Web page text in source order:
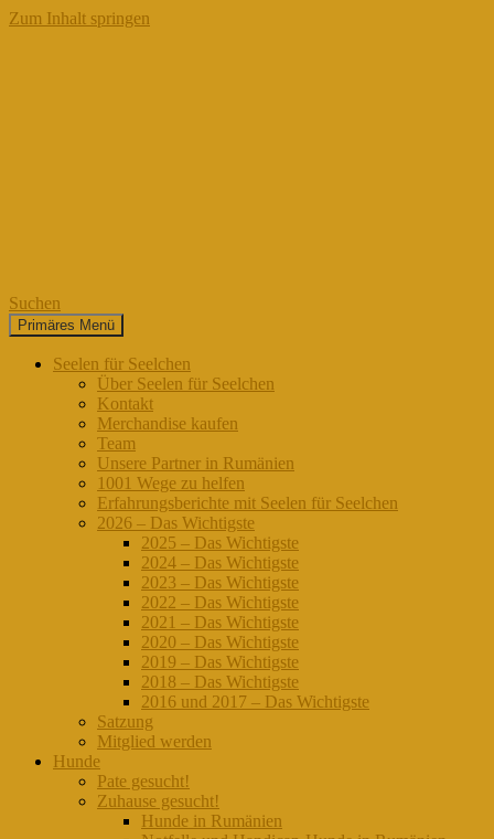
Zum Inhalt springen
Seelen für Seelchen
Suchen
Primäres Menü
Seelen für Seelchen
Über Seelen für Seelchen
Kontakt
Merchandise kaufen
Team
Unsere Partner in Rumänien
1001 Wege zu helfen
Erfahrungsberichte mit Seelen für Seelchen
2026 – Das Wichtigste
2025 – Das Wichtigste
2024 – Das Wichtigste
2023 – Das Wichtigste
2022 – Das Wichtigste
2021 – Das Wichtigste
2020 – Das Wichtigste
2019 – Das Wichtigste
2018 – Das Wichtigste
2016 und 2017 – Das Wichtigste
Satzung
Mitglied werden
Hunde
Pate gesucht!
Zuhause gesucht!
Hunde in Rumänien